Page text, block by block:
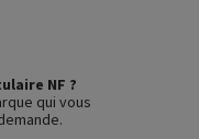
NF ?
qui vous